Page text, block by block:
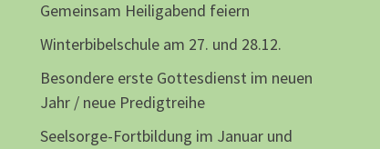
Gemeinsam Heiligabend feiern
Winterbibelschule am 27. und 28.12.
Besondere erste Gottesdienst im neuen
Jahr / neue Predigtreihe
Seelsorge-Fortbildung im Januar und